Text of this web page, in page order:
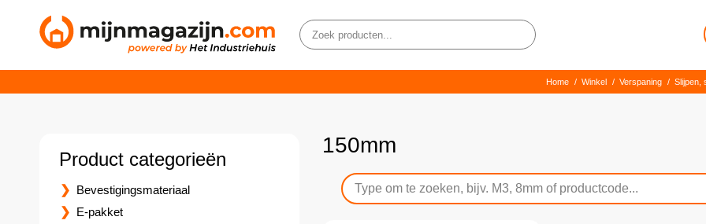
Home / Winkel / Verspaning / Slijpen,
150mm
Product categorieën
Bevestigingsmateriaal
E-pakket